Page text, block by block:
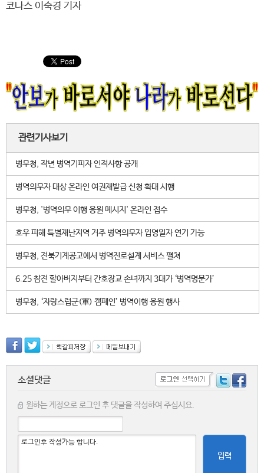
코나스 이숙경 기자
관련기사보기
병무청, 작년 병역기피자 인적사항 공개
병역의무자 대상 온라인 여권재발급 신청 확대 시행
병무청, '병역의무 이행 응원 메시지' 온라인 접수
호우 피해 특별재난지역 거주 병역의무자 입영일자 연기 가능
병무청, 전북기계공고에서 병역진로설계 서비스 펼쳐
6.25 참전 할아버지부터 간호장교 손녀까지 3대가 ‘병역명문가’
병무청, ‘자랑스럽군(軍) 캠페인’ 병역이행 응원 행사
소셜댓글
원하는 계정으로 로그인 후 댓글을 작성하여 주십시요.
입력